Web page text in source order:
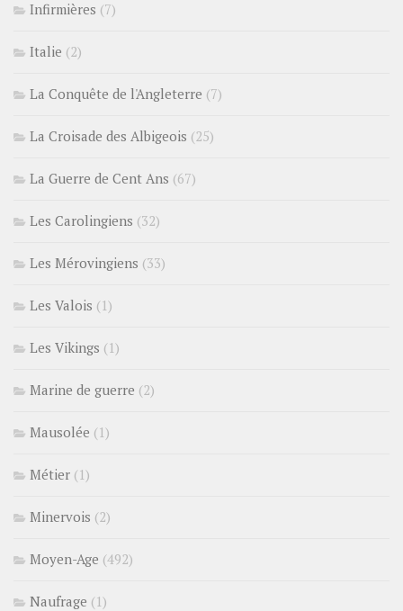
Infirmières (7)
Italie (2)
La Conquête de l'Angleterre (7)
La Croisade des Albigeois (25)
La Guerre de Cent Ans (67)
Les Carolingiens (32)
Les Mérovingiens (33)
Les Valois (1)
Les Vikings (1)
Marine de guerre (2)
Mausolée (1)
Métier (1)
Minervois (2)
Moyen-Age (492)
Naufrage (1)